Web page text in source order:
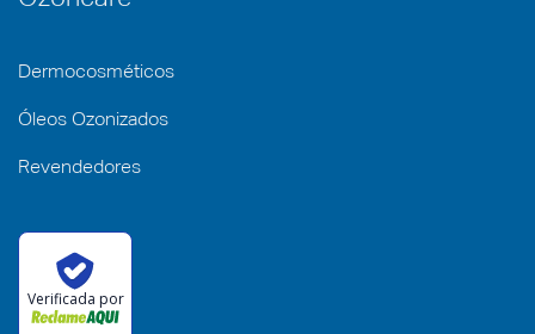
Dermocosméticos
Óleos Ozonizados
Revendedores
Verificada por